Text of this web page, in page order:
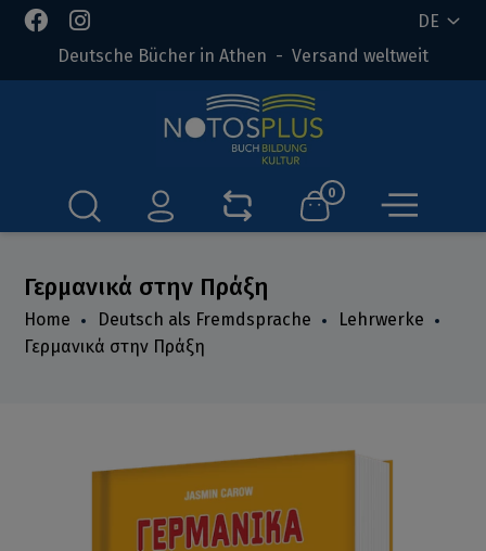
DE
Deutsche Bücher in Athen - Versand weltweit
0
Γερμανικά στην Πράξη
Home Deutsch als Fremdsprache
Lehrwerke
Γερμανικά στην Πράξη